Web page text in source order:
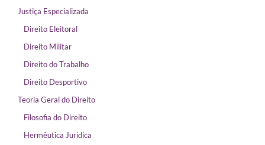
Justiça Especializada
Direito Eleitoral
Direito Militar
Direito do Trabalho
Direito Desportivo
Teoria Geral do Direito
Filosofia do Direito
Hermêutica Jurídica